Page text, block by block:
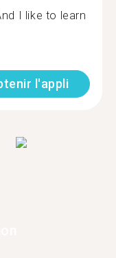
I like to learn
l'appli